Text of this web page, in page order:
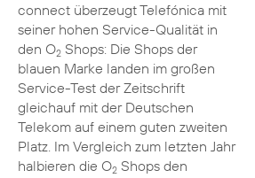
connect überzeugt Telefónica mit
seiner hohen Service-Qualität in
den O2Shops: Die Shops der
blauen Marke landen im großen
Service-Test der Zeitschrift
gleichauf mit der Deutschen
Telekom auf einem guten zweiten
Platz. Im Vergleich zum letzten Jahr
halbieren die O2Shops den